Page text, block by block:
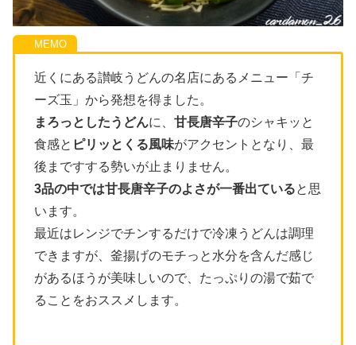
近くにある讃岐うどんの名店にあるメニュー「チ
ーズ玉」から発想を得ました。
まろっとしたうどんに、 甘長唐辛子のシャキッと
食感と ピリッとくる風味がアクセントとなり、最
後まですする勢いが止まりません。
3品の中では甘長唐辛子のよさが一番出ていると思
います。
最近はレンジでチンするだけで冷凍うどんは調理
できますが、釜揚げのモチっと水分を含んだ感じ
があるほうが美味しいので、たっぷりの湯で茹で
ることをおススメします。